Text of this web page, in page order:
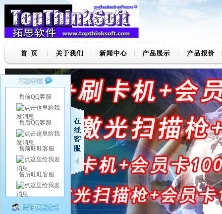
售前QQ客服
售后QQ客服
售前旺旺客服
售后旺旺客服